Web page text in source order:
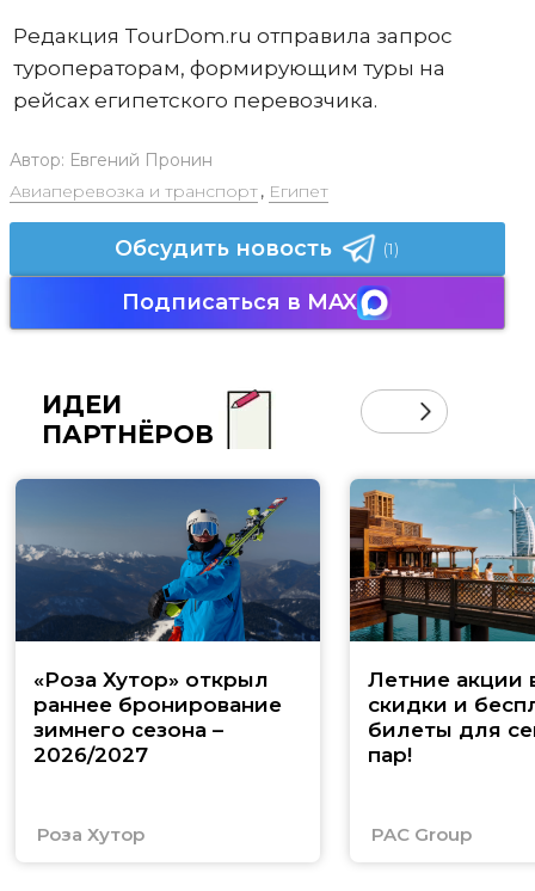
Редакция TourDom.ru отправила запрос
туроператорам, формирующим туры на
рейсах египетского перевозчика.
Автор: Евгений Пронин
Авиаперевозка и транспорт, Египет
Обсудить новость (1)
Подписаться в MAX
ИДЕИ
ПАРТНЁРОВ
«Роза Хутор» открыл
раннее бронирование
зимнего сезона –
2026/2027
Роза Хутор
Летние акции
скидки и
билеты для
пар!
PAC Group